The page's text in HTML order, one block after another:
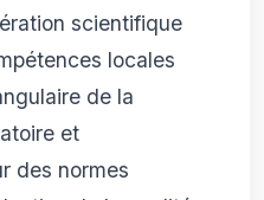
scientifique
locales
de la
et
des normes